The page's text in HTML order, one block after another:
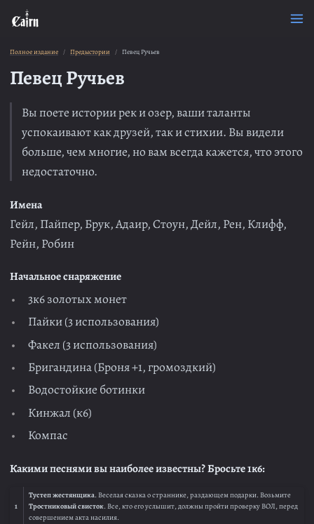
Полное издание Предыстории Певец Ручьев
Певец Ручьев
Вы поете истории рек и озер, ваши таланты
успокаивают как друзей, так и стихии. Вы видели
больше, чем многие, но вам всегда кажется, что этого
недостаточно.
Имена
Гейл, Пайпер, Брук, Адаир, Стоун, Дейл, Рен, Клифф,
Рейн, Робин
Начальное снаряжение
3к6 золотых монет
Пайки (3 использования)
Факел (3 использования)
Бригандина (Броня +1, громоздкий)
Водостойкие ботинки
Кинжал (к6)
Компас
Какими песнями вы наиболее известны? Бросьте 1к6:
1
Тустеп жестянщика. Веселая сказка о страннике, раздающем подарки. Возьмите
Тростниковый свисток. Все, кто его услышит, должны пройти проверку ВОЛ, перед
совершением акта насилия.